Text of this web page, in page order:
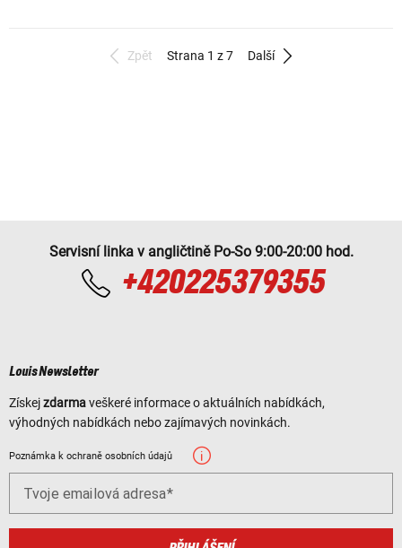
Zpět Strana 1 z 7 Další
Servisní linka v angličtině Po-So 9:00-20:00 hod.
+420225379355
Louis Newsletter
Získejzdarmaveškeré informace o aktuálních nabídkách,
výhodných nabídkách nebo zajímavých novinkách.
Poznámka k ochraně osobních údajů
Tvoje emailová adresa